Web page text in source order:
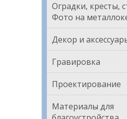
Оградки, кресты,
Фото на
Декор и
Гравировка
Проектирование
Материалы для